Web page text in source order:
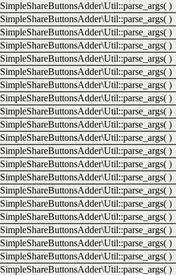
SimpleShareButtonsAdder\Util::parse_args( )
SimpleShareButtonsAdder\Util::parse_args( )
SimpleShareButtonsAdder\Util::parse_args( )
SimpleShareButtonsAdder\Util::parse_args( )
SimpleShareButtonsAdder\Util::parse_args( )
SimpleShareButtonsAdder\Util::parse_args( )
SimpleShareButtonsAdder\Util::parse_args( )
SimpleShareButtonsAdder\Util::parse_args( )
SimpleShareButtonsAdder\Util::parse_args( )
SimpleShareButtonsAdder\Util::parse_args( )
SimpleShareButtonsAdder\Util::parse_args( )
SimpleShareButtonsAdder\Util::parse_args( )
SimpleShareButtonsAdder\Util::parse_args( )
SimpleShareButtonsAdder\Util::parse_args( )
SimpleShareButtonsAdder\Util::parse_args( )
SimpleShareButtonsAdder\Util::parse_args( )
SimpleShareButtonsAdder\Util::parse_args( )
SimpleShareButtonsAdder\Util::parse_args( )
SimpleShareButtonsAdder\Util::parse_args( )
SimpleShareButtonsAdder\Util::parse_args( )
SimpleShareButtonsAdder\Util::parse_args( )